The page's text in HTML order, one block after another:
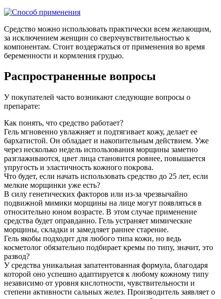
Средство можно использовать практически всем желающим,
за исключением женщин со сверхчувствительностью к
компонентам. Стоит воздержаться от применения во время
беременности и кормления грудью.
Распространенные вопросы
У покупателей часто возникают следующие вопросы о
препарате:
Как понять, что средство работает?
Гель мгновенно увлажняет и подтягивает кожу, делает ее
бархатистой. Он обладает и накопительным действием. Уже
через несколько недель использования морщины заметно
разглаживаются, цвет лица становится ровнее, повышается
упругость и эластичность кожного покрова.
Что будет, если начать использовать средство до 25 лет, если
мелкие морщинки уже есть?
В силу генетических факторов или из-за чрезвычайно
подвижной мимики морщины на лице могут появляться в
относительно юном возрасте. В этом случае применение
средства будет оправданно. Гель устраняет мимические
морщины, складки и замедляет раннее старение.
Гель якобы подходит для любого типа кожи, но ведь
косметолог обязательно подбирает кремы по типу, значит, это
развод?
У средства уникальная запатентованная формула, благодаря
которой оно успешно адаптируется к любому кожному типу
независимо от уровня кислотности, чувствительности и
степени активности сальных желез. Производитель заявляет о